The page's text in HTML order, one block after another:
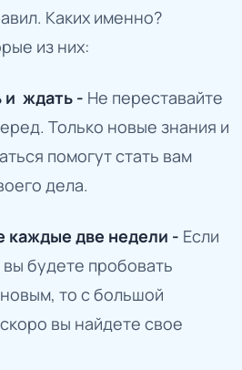
Каких именно?
из них:
и ждать - Не переставайте
Только новые знания и
помогут стать вам
дела.
каждые две недели - Если
будете пробовать
то с большой
вы найдете свое